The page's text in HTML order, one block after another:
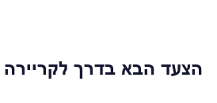
הצעד הבא בדרך